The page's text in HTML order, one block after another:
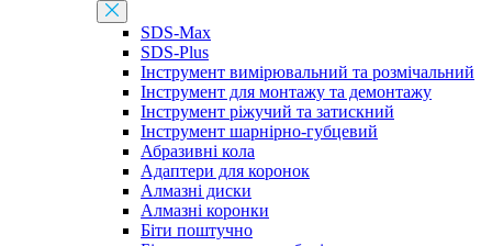
SDS-Max
SDS-Plus
Інструмент вимірювальний та розмічальний
Інструмент для монтажу та демонтажу
Інструмент ріжучий та затискний
Інструмент шарнірно-губцевий
Абразивні кола
Адаптери для коронок
Алмазні диски
Алмазні коронки
Біти поштучно